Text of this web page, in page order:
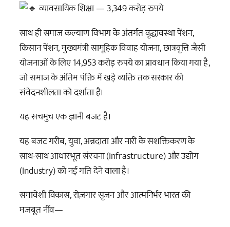
व्यावसायिक शिक्षा — 3,349 करोड़ रुपये
साथ ही समाज कल्याण विभाग के अंतर्गत वृद्धावस्था पेंशन,
किसान पेंशन, मुख्यमंत्री सामूहिक विवाह योजना, छात्रवृत्ति जैसी
योजनाओं के लिए 14,953 करोड़ रुपये का प्रावधान किया गया है,
जो समाज के अंतिम पंक्ति में खड़े व्यक्ति तक सरकार की
संवेदनशीलता को दर्शाता है।
यह सचमुच एक ज्ञानी बजट है।
यह बजट गरीब, युवा, अन्नदाता और नारी के सशक्तिकरण के
साथ-साथ आधारभूत संरचना (Infrastructure) और उद्योग
(Industry) को नई गति देने वाला है।
समावेशी विकास, रोज़गार सृजन और आत्मनिर्भर भारत की
मजबूत नींव—